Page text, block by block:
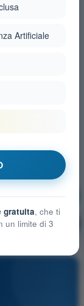
Artificiale
gratuita, che ti
un limite di 3